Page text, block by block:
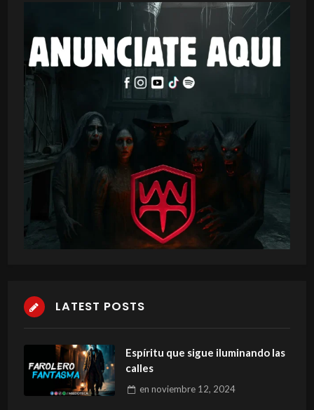
LATEST POSTS
Espíritu que sigue iluminando las
calles
en noviembre 12, 2024